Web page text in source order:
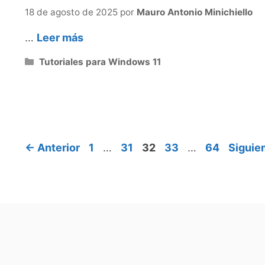
18 de agosto de 2025 por Mauro Antonio Minichiello
… Leer más
Categorías
Tutoriales para Windows 11
← Anterior Página
1 … Página
31 Página
32 Página
33 … Página
64